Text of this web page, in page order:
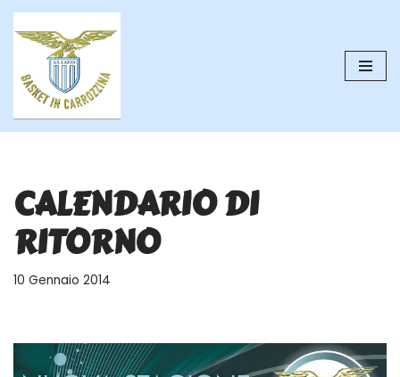
contenuto
CALENDARIO DI
RITORNO
10 Gennaio 2014